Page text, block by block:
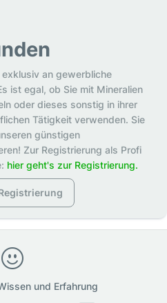
an gewerbliche
ist egal, ob Sie mit Mineralien
oder dieses sonstig in ihrer
Tätigkeit verwenden. Sie
günstigen
Zur Registrierung als Profi
hier geht's zur Registrierung.
und Erfahrung